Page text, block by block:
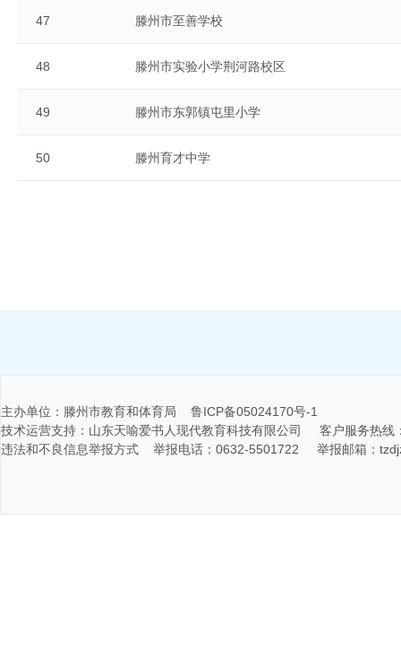
47 滕州市至善学校
48 滕州市实验小学荆河路校区
49 滕州市东郭镇屯里小学
50 滕州育才中学
主办单位：滕州市教育和体育局 鲁ICP备05024170号-1
技术运营支持：山东天喻爱书人现代教育科技有限公司 客户服务热
违法和不良信息举报方式 举报电话：0632-5501722 举报邮箱：